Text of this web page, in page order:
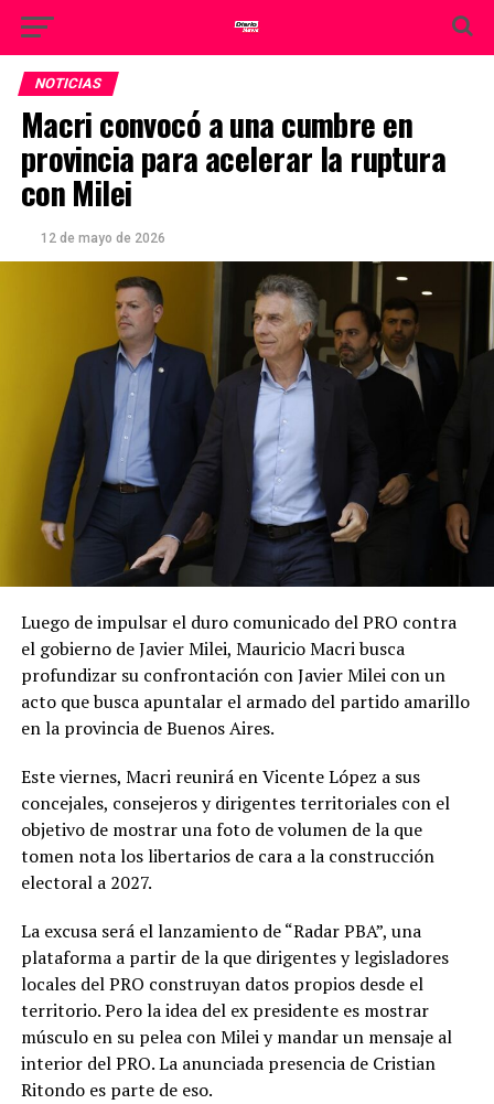
NOTICIAS
Macri convocó a una cumbre en
provincia para acelerar la ruptura
con Milei
12 de mayo de 2026
Luego de impulsar el duro comunicado del PRO contra
el gobierno de Javier Milei, Mauricio Macri busca
profundizar su confrontación con Javier Milei con un
acto que busca apuntalar el armado del partido amarillo
en la provincia de Buenos Aires.
Este viernes, Macri reunirá en Vicente López a sus
concejales, consejeros y dirigentes territoriales con el
objetivo de mostrar una foto de volumen de la que
tomen nota los libertarios de cara a la construcción
electoral a 2027.
La excusa será el lanzamiento de “Radar PBA”, una
plataforma a partir de la que dirigentes y legisladores
locales del PRO construyan datos propios desde el
territorio. Pero la idea del ex presidente es mostrar
músculo en su pelea con Milei y mandar un mensaje al
interior del PRO. La anunciada presencia de Cristian
Ritondo es parte de eso.